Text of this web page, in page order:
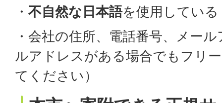
・ 不自然な日本語を使用している
・会社の住所、電話番号、メー
ルアドレスがある場合でもフリ
てください）